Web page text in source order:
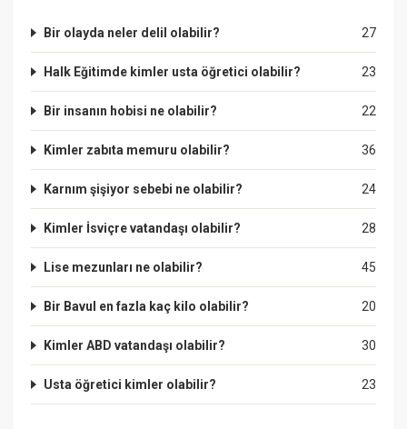
27
Bir olayda neler delil olabilir?
23
Halk Eğitimde kimler usta öğretici olabilir?
22
Bir insanın hobisi ne olabilir?
36
Kimler zabıta memuru olabilir?
24
Karnım şişiyor sebebi ne olabilir?
28
Kimler İsviçre vatandaşı olabilir?
45
Lise mezunları ne olabilir?
20
Bir Bavul en fazla kaç kilo olabilir?
30
Kimler ABD vatandaşı olabilir?
23
Usta öğretici kimler olabilir?